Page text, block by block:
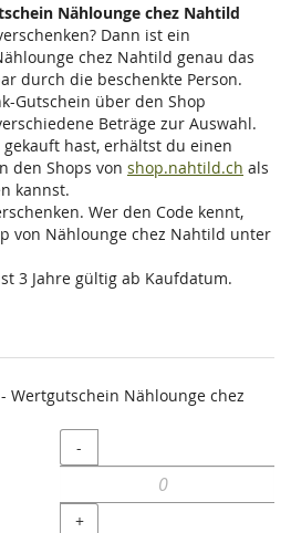
Nählounge chez Nahtild
Dann ist ein
chez Nahtild genau das
durch die beschenkte Person.
Gutschein über den Shop
Beträge zur Auswahl.
hast, erhältst du einen
den Shops von shop.nahtild.ch als
kannst.
Wer den Code kennt,
von Nählounge chez Nahtild unter
3 Jahre gültig ab Kaufdatum.
Wertgutschein Nählounge chez
Menge
-
+